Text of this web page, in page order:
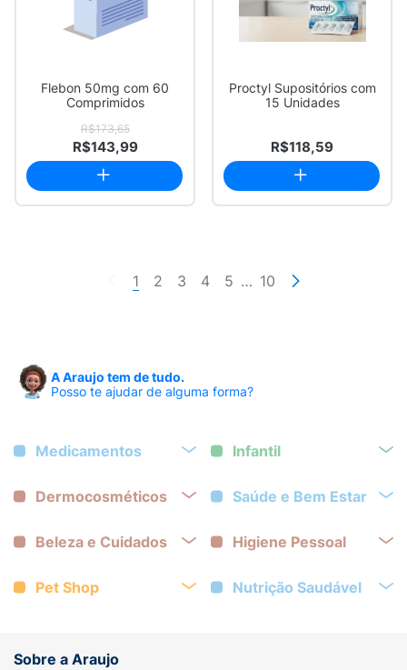
Flebon 50mg com 60
Comprimidos
R$173,65
R$143,99
Proctyl Supositórios com
15 Unidades
R$118,59
1 2 3 4 5 … 10
A Araujo tem de tudo.
Posso te ajudar de alguma forma?
Medicamentos Infantil
Dermocosméticos Saúde e Bem Estar
Beleza e Cuidados Higiene Pessoal
Pet Shop Nutrição Saudável
Sobre a Araujo